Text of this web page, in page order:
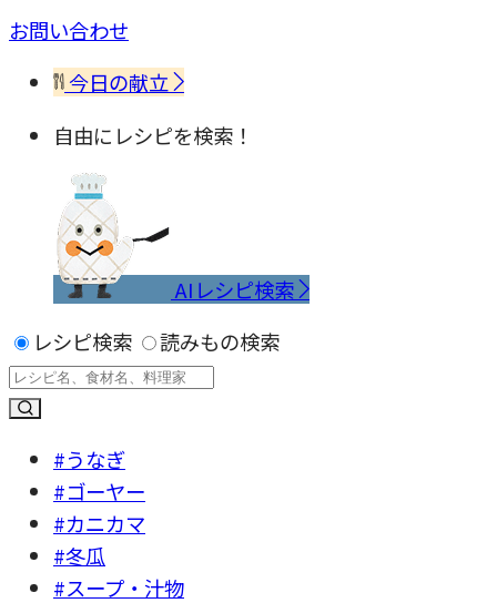
お問い合わせ
今日の献立
自由にレシピを検索！
AIレシピ検索
レシピ検索
読みもの検索
#うなぎ
#ゴーヤー
#カニカマ
#冬瓜
#スープ・汁物